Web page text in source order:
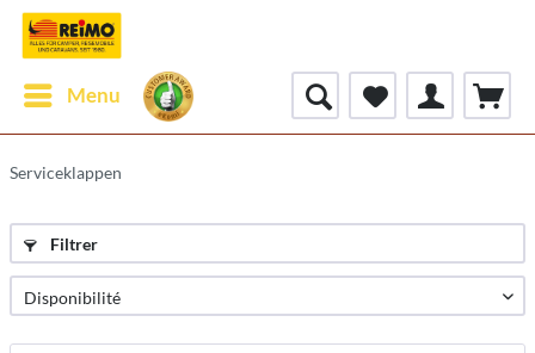
Menu
Serviceklappen
Filtrer